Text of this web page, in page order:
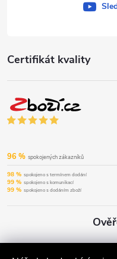
Certifikát kvality
96 % spokojených zákazníků
98 % spokojeno s termínem dodání
99 % spokojeno s komunikací
99 % spokojeno s dodáním zboží